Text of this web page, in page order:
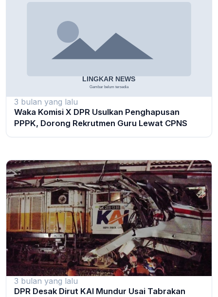
3 bulan yang lalu
Waka Komisi X DPR Usulkan Penghapusan
PPPK, Dorong Rekrutmen Guru Lewat CPNS
3 bulan yang lalu
DPR Desak Dirut KAI Mundur Usai Tabrakan